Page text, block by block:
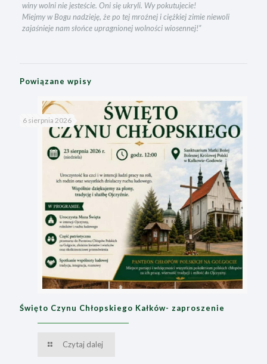
winy wolni nie jesteście. Oni się ukryli. Wy pokutujecie!
Miejmy w Bogu nadzieję, że po tej mroźnej i ciężkiej zimie niewoli
zajaśnieje nam słońce upragnionej wolności wiosennej!”
Powiązane wpisy
6 sierpnia 2026
Święto Czynu Chłopskiego Kałków- zaproszenie
Czytaj dalej